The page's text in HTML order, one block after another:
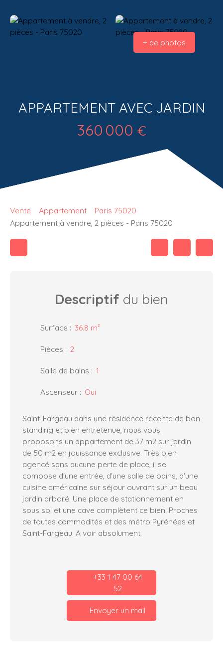
+ de photos
APPARTEMENT AVEC JARDIN
360 000 €
Vente Appartement
Paris 75020
Appartement à vendre, 2 pièces - Paris 75020
Descriptif du bien
Surface : 36.8 m²
Pièces : 2
Salle de bains : 1
Ascenseur : Oui
Saint-Fargeau dans une résidence récente de bon
standing et bien entretenue, nous vous
proposons un appartement de 37 m2 sur jardin
de 50 m2 en jouissance exclusive. Très bien
agencé sans aucune perte de place, il se
compose d'une entrée, d'une salle de bains, d'une
cuisine américaine sur séjour ouvrant sur un beau
jardin arboré. Une place de stationnement en
sous sol et une cave complètent ce bien. Proches
de toutes commodités et des métro Pyrénées et
Saint-Fargeau. A voir absolument.
+33 1 47 00 64
52
Envoyer un mail